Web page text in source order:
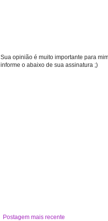
Sua opinião é muito importante para
informe o abaixo de sua assinatura ;)
Postagem mais recente